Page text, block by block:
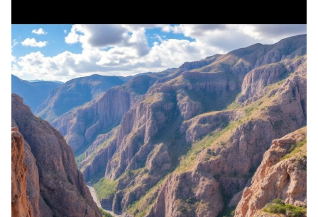
Невьянск
и
Верхотурье